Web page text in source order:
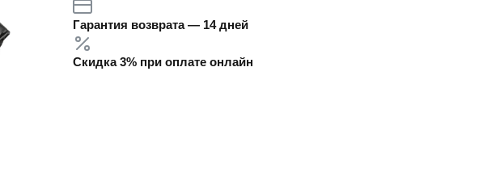
Гарантия возврата — 14 дней
Скидка 3% при оплате онлайн